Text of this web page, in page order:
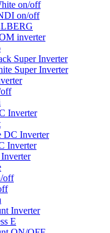
on/off
on/off
inverter
Super Inverter
Super Inverter
Inverter
DC Inverter
Inverter
off
Inverter
E